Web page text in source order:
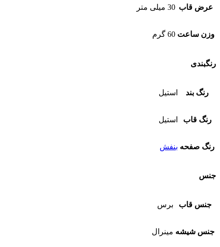
عرض قاب 30 میلی متر
وزن ساعت 60 گرم
رنگبندی
رنگ بند استیل
رنگ قاب استیل
رنگ صفحه بنفش
جنس
جنس قاب برس
جنس شیشه مینرال